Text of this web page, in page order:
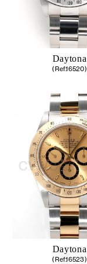
Daytona
(Ref.16520)
Daytona
(Ref.16523)